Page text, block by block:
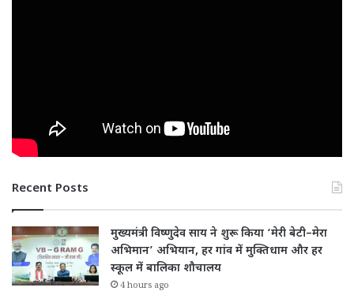
Recent Posts
मुख्यमंत्री विष्णुदेव साय ने शुरू किया ‘मेरी बेटी–मेरा
अभिमान’ अभियान, हर गांव में मुक्तिधाम और हर
स्कूल में बालिका शौचालय
4 hours ago